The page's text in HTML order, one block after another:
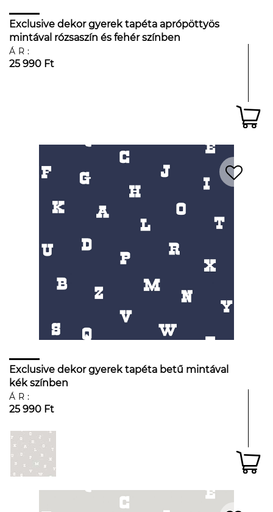
Exclusive dekor gyerek tapéta aprópöttyös
mintával rózsaszín és fehér színben
ÁR:
25 990 Ft
Exclusive dekor gyerek tapéta betű mintával
kék színben
ÁR:
25 990 Ft